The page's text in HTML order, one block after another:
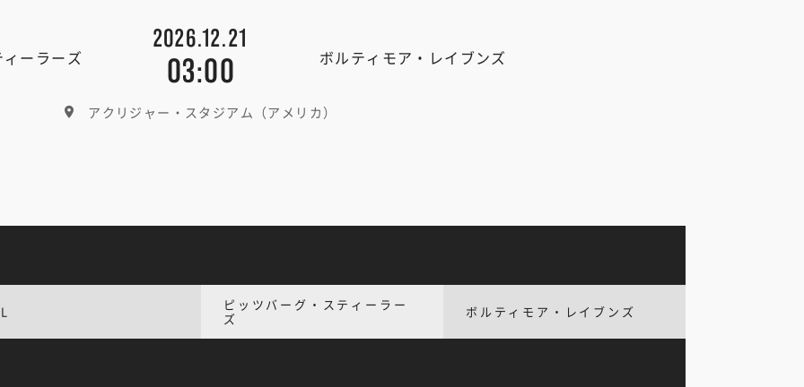
ーラーズ
2026.12.21
03:00 ボルティモア・レイブンズ
アクリジャー・スタジアム（アメリカ）
ピッツバーグ・スティーラー
ズ
ボルティモア・レイブンズ